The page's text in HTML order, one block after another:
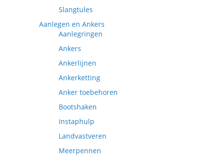
Slangtules
Aanlegen en Ankers
Aanlegringen
Ankers
Ankerlijnen
Ankerketting
Anker toebehoren
Bootshaken
Instaphulp
Landvastveren
Meerpennen